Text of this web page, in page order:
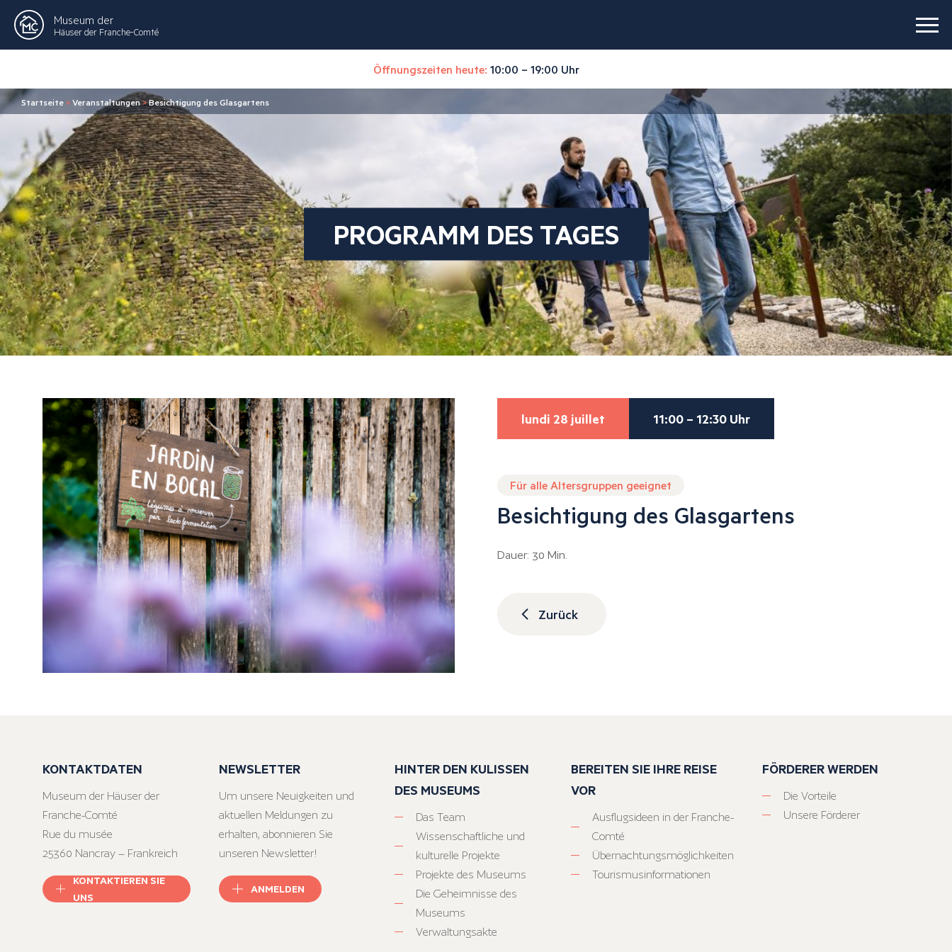
Museum der
Häuser der Franche-Comté
Öffnungszeiten heute: 10:00 – 19:00 Uhr
Startseite >Veranstaltungen>Besichtigung des Glasgartens
PROGRAMM DES TAGES
lundi 28 juillet 11:00 – 12:30 Uhr
Für alle Altersgruppen geeignet
Besichtigung des Glasgartens
Dauer: 30 Min.
Zurück
KONTAKTDATEN
Museum der Häuser der
Franche-Comté
Rue du musée
25360 Nancray – Frankreich
KONTAKTIEREN SIE
UNS
NEWSLETTER
Um unsere Neuigkeiten und
aktuellen Meldungen zu
erhalten, abonnieren Sie
unseren Newsletter!
ANMELDEN
HINTER DEN KULISSEN
DES MUSEUMS
Das Team
Wissenschaftliche und
kulturelle Projekte
Projekte des Museums
Die Geheimnisse des
Museums
Verwaltungsakte
BEREITEN SIE IHRE REISE
VOR
Ausflugsideen in der Franche-
Comté
Übernachtungsmöglichkeiten
Tourismusinformationen
FÖRDERER WERDEN
Die Vorteile
Unsere Förderer